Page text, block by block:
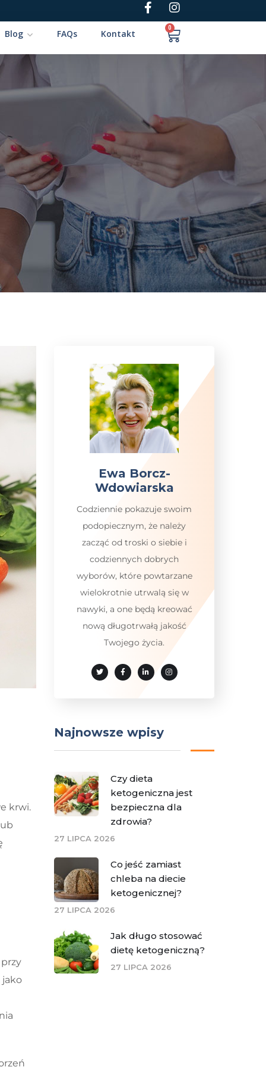
Blog FAQs Kontakt
0
krwi.
jako
Ewa Borcz-
Wdowiarska
Codziennie pokazuje swoim
podopiecznym, że należy
zacząć od troski o siebie i
codziennych dobrych
wyborów, które powtarzane
wielokrotnie utrwalą się w
nawyki, a one będą kreować
nową długotrwałą jakość
Twojego życia.
Najnowsze wpisy
Czy dieta
ketogeniczna jest
bezpieczna dla
zdrowia?
27 LIPCA 2026
Co jeść zamiast
chleba na diecie
ketogenicznej?
27 LIPCA 2026
Jak długo stosować
dietę ketogeniczną?
27 LIPCA 2026